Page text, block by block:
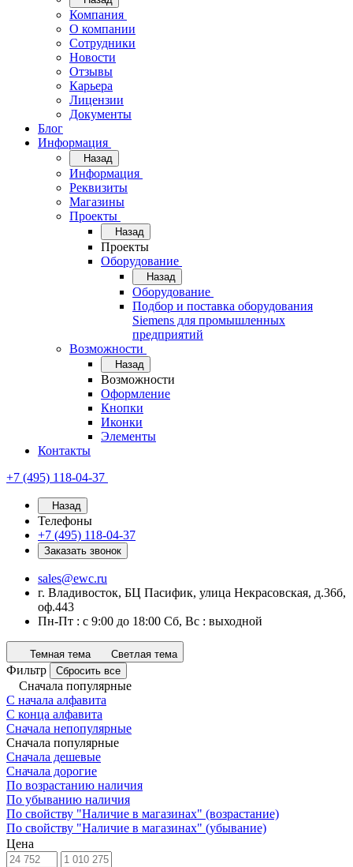
Компания
О компании
Сотрудники
Новости
Отзывы
Карьера
Лицензии
Документы
Блог
Информация
Назад
Информация
Реквизиты
Магазины
Проекты
Назад
Проекты
Оборудование
Назад
Оборудование
Подбор и поставка оборудования
Siemens для промышленных
предприятий
Возможности
Назад
Возможности
Оформление
Кнопки
Иконки
Элементы
Контакты
+7 (495) 118-04-37
Назад
Телефоны
+7 (495) 118-04-37
Заказать звонок
sales@ewc.ru
г. Владивосток, БЦ Пасифик, улица Некрасовская, д.36б,
оф.443
Пн-Пт : с 9:00 до 18:00 Сб, Вс : выходной
Темная тема Светлая тема
Фильтр Сбросить все
Сначала популярные
С начала алфавита
С конца алфавита
Сначала непопулярные
Сначала популярные
Сначала дешевые
Сначала дорогие
По возрастанию наличия
По убыванию наличия
По свойству "Наличие в магазинах" (возрастание)
По свойству "Наличие в магазинах" (убывание)
Цена